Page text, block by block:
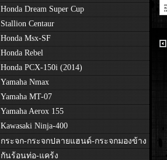
Honda Dream Super Cup
Stallion Centaur
Honda Msx-SF
Honda Rebel
Honda PCX-150i (2014)
Yamaha Nmax
Yamaha MT-07
Yamaha Aerox 155
Kawasaki Ninja-400
กระจก-กระจกปลายแฮนด์-กระจกมองข้าง
กันร้อนท่อ-แคร้ง